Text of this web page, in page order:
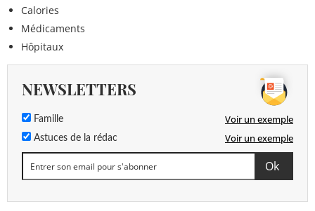
Calories
Médicaments
Hôpitaux
NEWSLETTERS
Famille Voir un exemple
Astuces de la rédac Voir un exemple